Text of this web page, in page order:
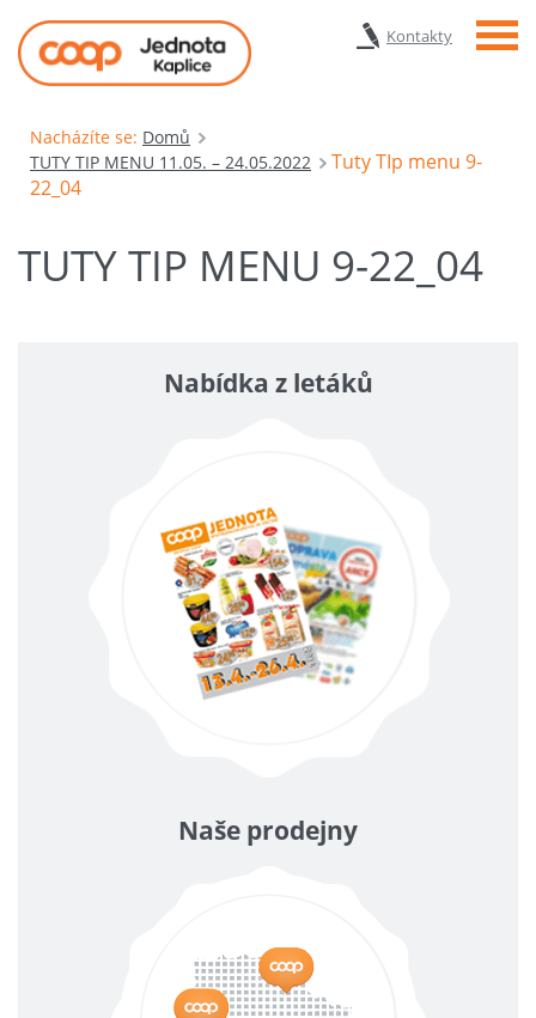
Kontakty Menu
Nacházíte se: Domů
TUTY TIP MENU 11.05. – 24.05.2022
Tuty TIp menu 9-
22_04
TUTY TIP MENU 9-22_04
Nabídka z letáků
Naše prodejny